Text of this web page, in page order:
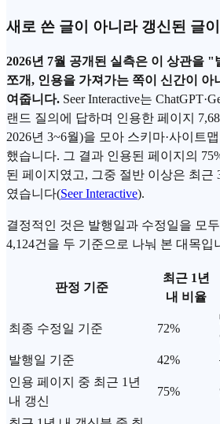
새로 쓴 글이 아니라 갱신된 글
2026년 7월 공개된 실측은 이 상관을
쪼개, 인용을 가져가는 쪽이 신간이 아
여줍니다. Seer Interactive는 ChatGPT·
랜드 질의에 답하며 인용한 페이지
2026년 3~6월)을 모아 스키마·사이트
했습니다. 그 결과 인용된 페이지의
된 페이지였고, 그중 절반 이상은 최근
였습니다(Seer Interactive).
결정적인 것은 발행일과 수정일을 모
4,124건을 두 기준으로 나눠 본 대목입
판정 기준
최근 1년
내 비율
최종 수정일 기준 72%
발행일 기준
42%
인용 페이지 중 최근 1년
내 갱신
75%